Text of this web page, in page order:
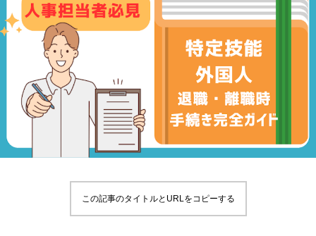
この記事のタイトルとURLをコピーする